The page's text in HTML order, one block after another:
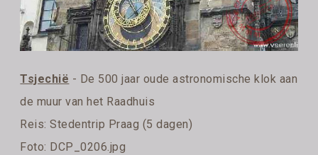
Tsjechië - De 500 jaar oude astronomische klok aan
de muur van het Raadhuis
Reis:Stedentrip Praag (5 dagen)
Foto: DCP_0206.jpg